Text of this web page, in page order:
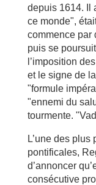
depuis 1614. Il
ce monde",
commence par
puis se
l’imposition
et le signe de
"formule
"ennemi du
tourmente.
L’une des
pontificales,
d’annoncer
consécutive